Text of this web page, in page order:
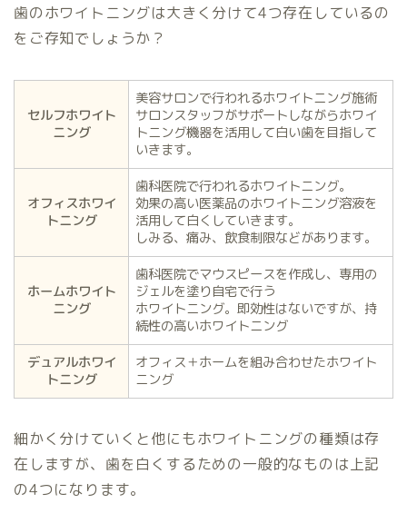
歯のホワイトニングは大きく分けて4つ存在しているの
をご存知でしょうか？
セルフホワイト
ニング
美容サロンで行われるホワイトニング施術
サロンスタッフがサポートしながらホワイ
トニング機器を活用して白い歯を目指して
いきます。
オフィスホワイ
トニング
歯科医院で行われるホワイトニング。
効果の高い医薬品のホワイトニング溶液を
活用して白くしていきます。
しみる、痛み、飲食制限などがあります。
ホームホワイト
ニング
歯科医院でマウスピースを作成し、専用の
ジェルを塗り自宅で行う
ホワイトニング。即効性はないですが、持
続性の高いホワイトニング
デュアルホワイ
トニング
オフィス＋ホームを組み合わせたホワイト
ニング
細かく分けていくと他にもホワイトニングの種類は存
在しますが、歯を白くするための一般的なものは上記
の4つになります。